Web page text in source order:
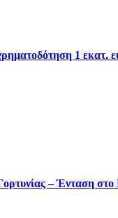
1 εκατ.
– Ένταση